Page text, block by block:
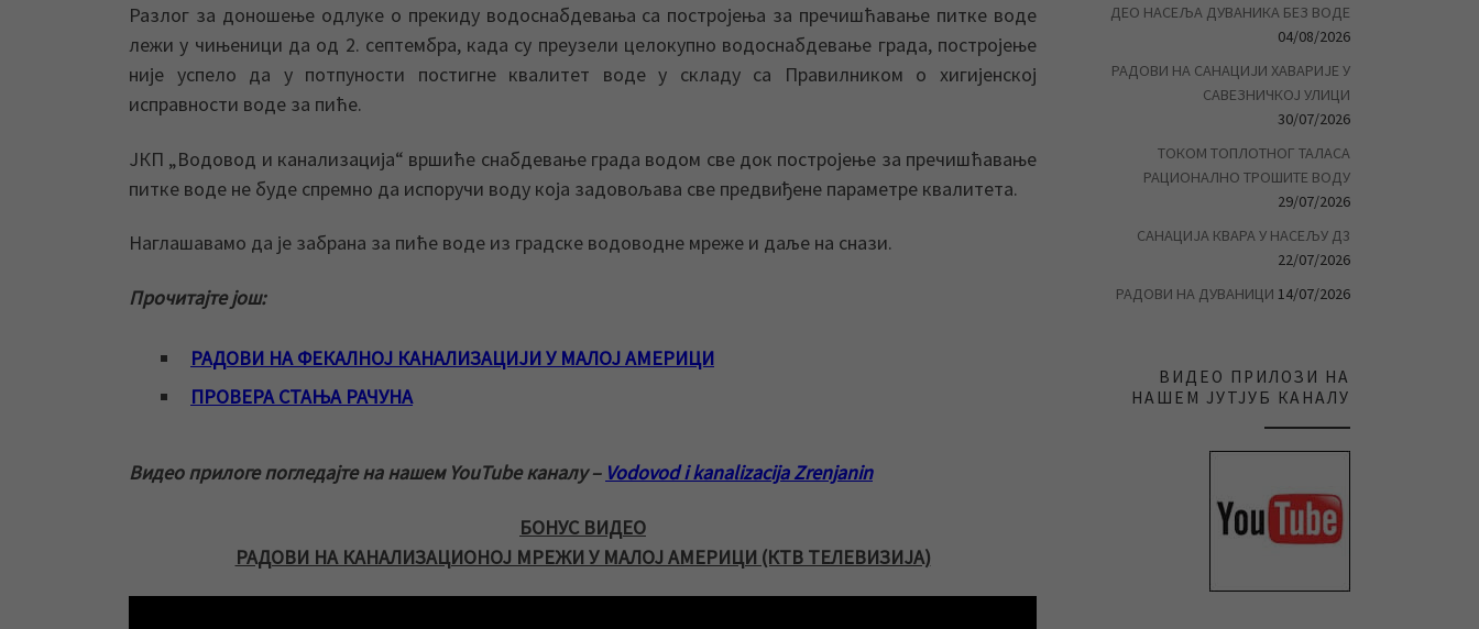
Разлог за доношење одлуке о прекиду водоснабдевања са постројења за пречишћавање питке воде
лежи у чињеници да од 2. септембра, када су преузели целокупно водоснабдевање града, постројење
није успело да у потпуности постигне квалитет воде у складу са Правилником о хигијенској
исправности воде за пиће.
ЈКП „Водовод и канализација“ вршиће снабдевање града водом све док постројење за пречишћавање
питке воде не буде спремно да испоручи воду која задовољава све предвиђене параметре квалитета.
Наглашавамо да је забрана за пиће воде из градске водоводне мреже и даље на снази.
Прочитајте још:
РАДОВИ НА ФЕКАЛНОЈ КАНАЛИЗАЦИЈИ У МАЛОЈ АМЕРИЦИ
ПРОВЕРА СТАЊА РАЧУНА
Видео прилоге погледајте на нашем YouTube каналу – Vodovod i kanalizacija Zrenjanin
БОНУС ВИДЕО
РАДОВИ НА КАНАЛИЗАЦИОНОЈ МРЕЖИ У МАЛОЈ АМЕРИЦИ (КТВ ТЕЛЕВИЗИЈА)
ДЕО НАСЕЉА ДУВАНИКА БЕЗ ВОДЕ
04/08/2026
РАДОВИ НА САНАЦИЈИ ХАВАРИЈЕ У
САВЕЗНИЧКОЈ УЛИЦИ
30/07/2026
ТОКОМ ТОПЛОТНОГ ТАЛАСА
РАЦИОНАЛНО ТРОШИТЕ ВОДУ
29/07/2026
САНАЦИЈА КВАРА У НАСЕЉУ Д3
22/07/2026
РАДОВИ НА ДУВАНИЦИ 14/07/2026
ВИДЕО ПРИЛОЗИ НА
НАШЕМ ЈУТЈУБ КАНАЛУ